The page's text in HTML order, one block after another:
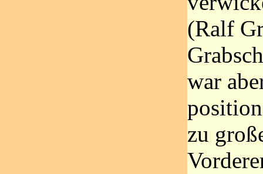
(Ralf
war
zu